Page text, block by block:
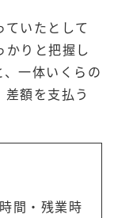
いたとして
かりと把握し
一体いくらの
額を支払う
間・残業時